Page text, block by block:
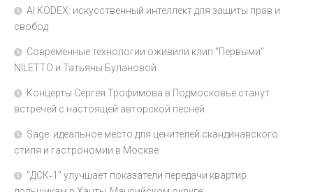
AI KODEX: искусственный интеллект для защиты прав и
свобод
Современные технологии оживили клип "Первыми"
NILETTO и Татьяны Булановой
Концерты Сергея Трофимова в Подмосковье станут
встречей с настоящей авторской песней
Sage: идеальное место для ценителей скандинавского
стиля и гастрономии в Москве
"ДСК‑1" улучшает показатели передачи квартир